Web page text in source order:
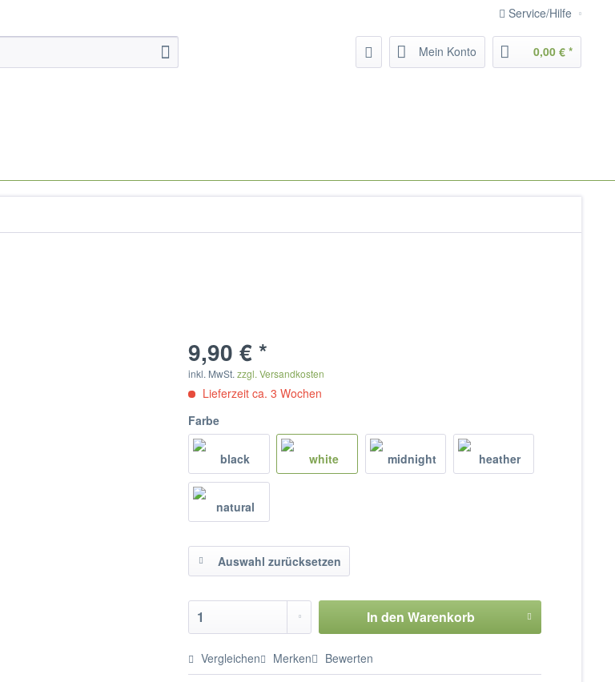
Service/Hilfe
Mein Konto 0,00 € *
9,90 € *
inkl. MwSt.zzgl. Versandkosten
Lieferzeit ca. 3 Wochen
Farbe
Auswahl zurücksetzen
In den Warenkorb
Vergleichen Merken Bewerten